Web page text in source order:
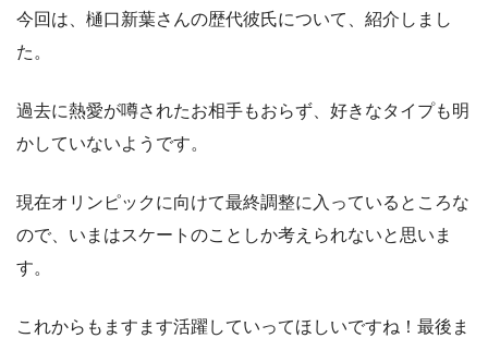
今回は、樋口新葉さんの歴代彼氏について、紹介しまし
た。
過去に熱愛が噂されたお相手もおらず、好きなタイプも明
かしていないようです。
現在オリンピックに向けて最終調整に入っているところな
ので、いまはスケートのことしか考えられないと思いま
す。
これからもますます活躍していってほしいですね！最後ま